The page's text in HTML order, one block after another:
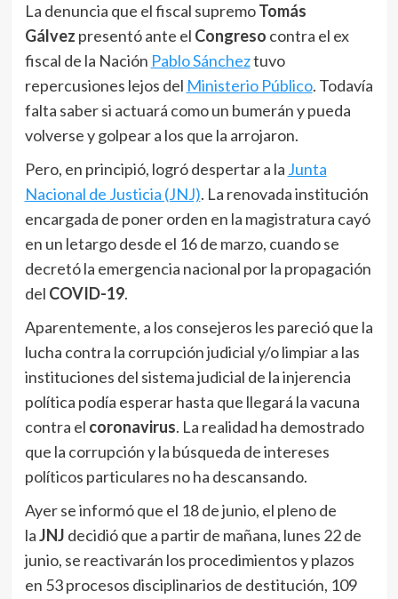
La denuncia que el fiscal supremoTomás
Gálvez presentó ante el Congreso contra el ex
fiscal de la Nación Pablo Sáncheztuvo
repercusiones lejos del Ministerio Público. Todavía
falta saber si actuará como un bumerán y pueda
volverse y golpear a los que la arrojaron.
Pero, en principió, logró despertar a la Junta
Nacional de Justicia (JNJ). La renovada institución
encargada de poner orden en la magistratura cayó
en un letargo desde el 16 de marzo, cuando se
decretó la emergencia nacional por la propagación
del COVID-19.
Aparentemente, a los consejeros les pareció que la
lucha contra la corrupción judicial y/o limpiar a las
instituciones del sistema judicial de la injerencia
política podía esperar hasta que llegará la vacuna
contra el coronavirus. La realidad ha demostrado
que la corrupción y la búsqueda de intereses
políticos particulares no ha descansando.
Ayer se informó que el 18 de junio, el pleno de
laJNJ decidió que a partir de mañana, lunes 22 de
junio, se reactivarán los procedimientos y plazos
en 53 procesos disciplinarios de destitución, 109